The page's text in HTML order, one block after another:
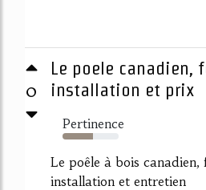
0
Le poele canadien,
installation et prix
Pertinence
54%
Le poêle à bois canadien,
installation et entretien